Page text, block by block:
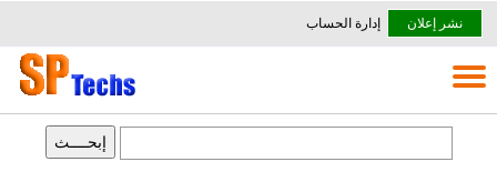
نشر إعلان إدارة الحساب